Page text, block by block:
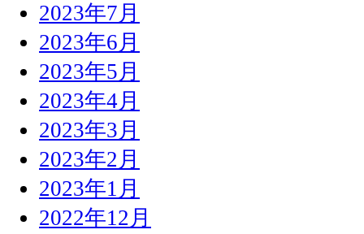
2023年7月
2023年6月
2023年5月
2023年4月
2023年3月
2023年2月
2023年1月
2022年12月